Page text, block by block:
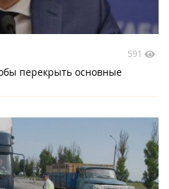
591
перекрыть основные